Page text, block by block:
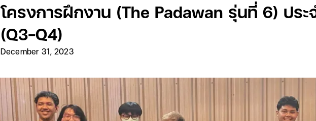
โครงการฝึกงาน (The Padawan รุ่นที่ 6) ประ
(Q3-Q4)
December 31, 2023